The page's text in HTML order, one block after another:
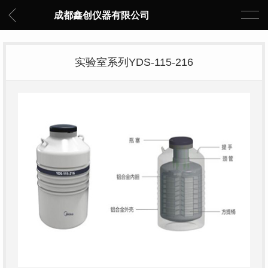
成都鑫创仪器有限公司
实验室系列YDS-115-216